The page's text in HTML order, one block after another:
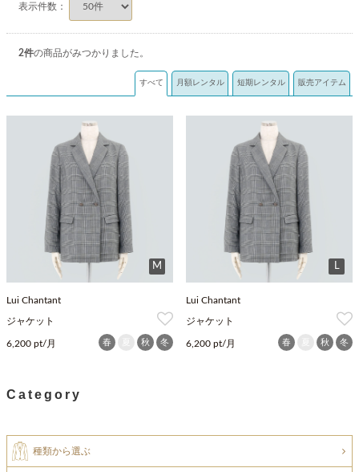
表示件数：
2件の商品がみつかりました。
すべて 月額レンタル 短期レンタル 販売アイテム
M
Lui Chantant
ジャケット
6,200 pt/月 春 秋 冬
L
Lui Chantant
ジャケット
6,200 pt/月 春 秋 冬
Category
種類から選ぶ